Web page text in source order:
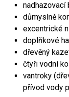
nadhazovací
důmyslně
excentrické
doplňkové
dřevěný
čtyři vodní
vantroky
přívod vody